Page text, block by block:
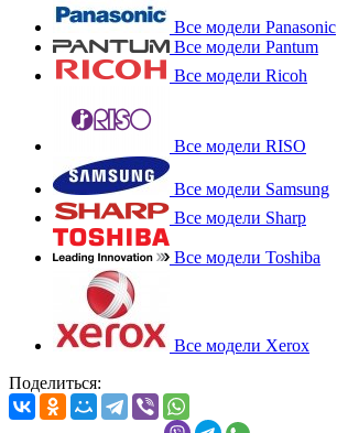
Все модели Panasonic
Все модели Pantum
Все модели Ricoh
Все модели RISO
Все модели Samsung
Все модели Sharp
Все модели Toshiba
Все модели Xerox
Поделиться: